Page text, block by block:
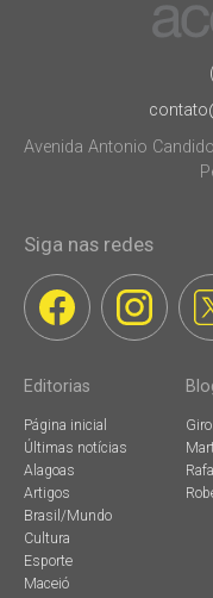
Avenida Antonio
Siga nas redes
Editorias
Página inicial
Últimas notícias
Alagoas
Artigos
Brasil/Mundo
Cultura
Esporte
Maceió